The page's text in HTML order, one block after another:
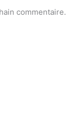
commentaire.